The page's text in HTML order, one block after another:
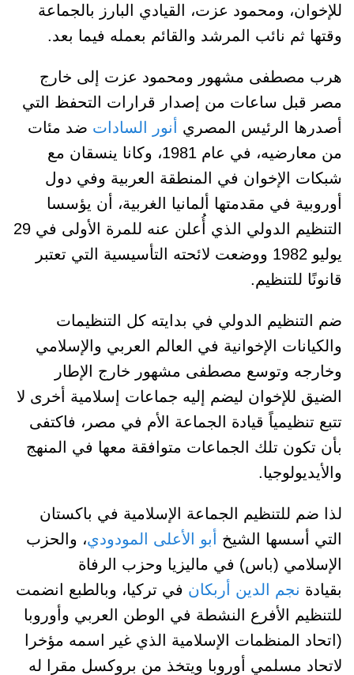
للإخوان، ومحمود عزت، القيادي البارز بالجماعة
وقتها ثم نائب المرشد والقائم بعمله فيما بعد.
هرب مصطفى مشهور ومحمود عزت إلى خارج
مصر قبل ساعات من إصدار قرارات التحفظ التي
أصدرها الرئيس المصري
أنور السادات ضد مئات
من معارضيه، في عام 1981، وكانا ينسقان مع
شبكات الإخوان في المنطقة العربية وفي دول
أوروبية في مقدمتها ألمانيا الغربية، أن يؤسسا
التنظيم الدولي الذي أُعلن عنه للمرة الأولى في 29
يوليو 1982 ووضعت لائحته التأسيسية التي تعتبر
قانونًا للتنظيم.
ضم التنظيم الدولي في بدايته كل التنظيمات
والكيانات الإخوانية في العالم العربي والإسلامي
وخارجه وتوسع مصطفى مشهور خارج الإطار
الضيق للإخوان ليضم إليه جماعات إسلامية أخرى لا
تتبع تنظيمياً قيادة الجماعة الأم في مصر، فاكتفى
بأن تكون تلك الجماعات متوافقة معها في المنهج
والأيديولوجيا.
لذا ضم للتنظيم الجماعة الإسلامية في باكستان
التي أسسها الشيخ
أبو الأعلى المودودي، والحزب
الإسلامي (باس) في ماليزيا وحزب الرفاة
بقيادة نجم الدين أربكان في تركيا، وبالطبع انضمت
للتنظيم الأفرع النشطة في الوطن العربي وأوروبا
(اتحاد المنظمات الإسلامية الذي غير اسمه مؤخرا
لاتحاد مسلمي أوروبا ويتخذ من بروكسل مقرا له